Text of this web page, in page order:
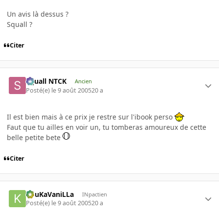
Un avis là dessus ?
Squall ?
Citer
Squall NTCK Ancien
Posté(e) le 9 août 200520 a
Il est bien mais à ce prix je restre sur l'ibook perso
Faut que tu ailles en voir un, tu tomberas amoureux de cette
belle petite bete
Citer
KouKaVaniLLa INpactien
Posté(e) le 9 août 200520 a